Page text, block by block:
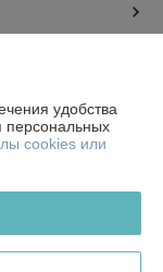
удобства
персональных
cookies или